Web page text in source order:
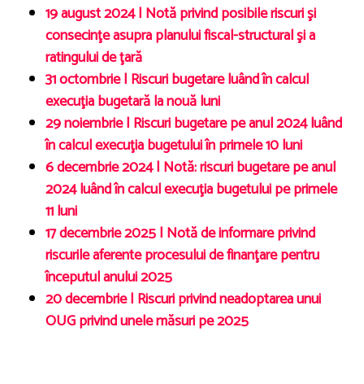
19 august 2024 | Notă privind posibile riscuri şi
consecinţe asupra planului fiscal-structural şi a
ratingului de ţară
31 octombrie | Riscuri bugetare luând în calcul
execuţia bugetară la nouă luni
29 noiembrie | Riscuri bugetare pe anul 2024 luând
în calcul execuţia bugetului în primele 10 luni
6 decembrie 2024 | Notă: riscuri bugetare pe anul
2024 luând în calcul execuţia bugetului pe primele
11 luni
17 decembrie 2025 | Notă de informare privind
riscurile aferente procesului de finanţare pentru
începutul anului 2025
20 decembrie | Riscuri privind neadoptarea unui
OUG privind unele măsuri pe 2025